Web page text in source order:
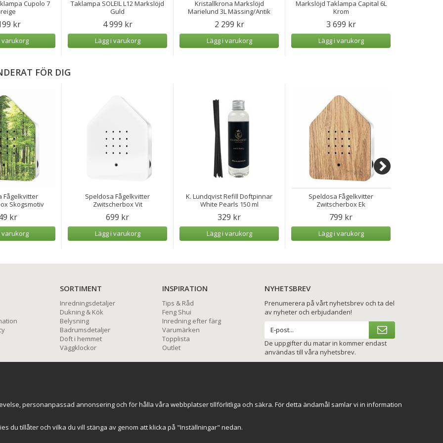
Cupolo 7
kr
varukorg
Taklampa SOLEIL L12 Markslöjd
Guld
4 999 kr
Lägg i varukorg
Kristallkrona Markslöjd
Marielund 3L Mässing/Antik
2 299 kr
Lägg i varukorg
Markslöjd Taklampa Capital 6L
Krom
3 699 kr
Lägg i varukorg
FÖR DIG
Fågelkvitter
Skogsmotiv
kr
varukorg
Speldosa Fågelkvitter
Zwitscherbox Vit
699 kr
Lägg i varukorg
K. Lundqvist Refill Doftpinnar
White Pearls 150 ml
329 kr
Lägg i varukorg
Speldosa Fågelkvitter
Zwitscherbox Ek
799 kr
Lägg i varukorg
SORTIMENT
Inredningsdetaljer
Dukning & Kök
Belysning
Badrumsdetaljer
Doft i hemmet
Väggklockor
INSPIRATION
Tips & Råd
Feng Shui
Inredning efter färg
Varumärken
Topplista
Outlet
NYHETSBREV
Prenumerera på vårt nyhetsbrev och ta del
av nyheter och erbjudanden!
De uppgifter du matar in kommer endast
användas till våra nyhetsbrev.
personanpassad annonsering och för hålla våra webbplatser tillförlitliga och säkra. För detta ändamål samlar vi in information
du tillåter och vilka du vill stänga av genom att klicka på "Inställningar" nedan.